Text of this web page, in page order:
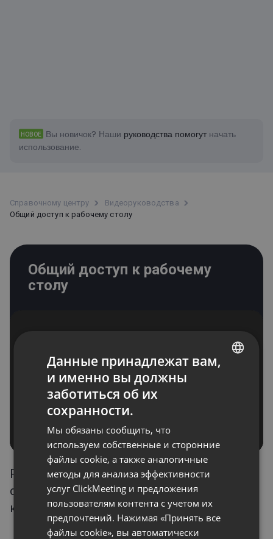
НОВОЕ Вы новичок? Наши руководства помогутначать
использование.
Справочному центру
Bидеоруководства
Общий доступ к рабочему столу
Общий доступ к рабочему
столу
Работа с общим доступом к рабочему
столу в вебинарах и интернет-
конференциях
POLISH
RUSSIAN
PORTUGUESE
ITALIAN
Данные принадлежат вам,
и именно вы должны
заботиться об их
сохранности.
Мы обязаны сообщить, что
используем собственные и сторонние
файлы cookie, а также аналогичные
методы для анализа эффективности
услуг ClickMeeting и предложения
пользователям контента с учетом их
предпочтений. Нажимая «Принять все
файлы cookie», вы автоматически